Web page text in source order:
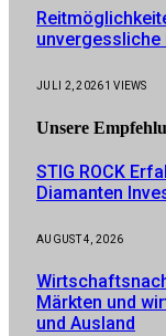
unvergessliche
JULI 2, 20261VIEWS
Unsere
STIG ROCK
Diamanten
AUGUST 4, 2026
Märkten und
und Ausland